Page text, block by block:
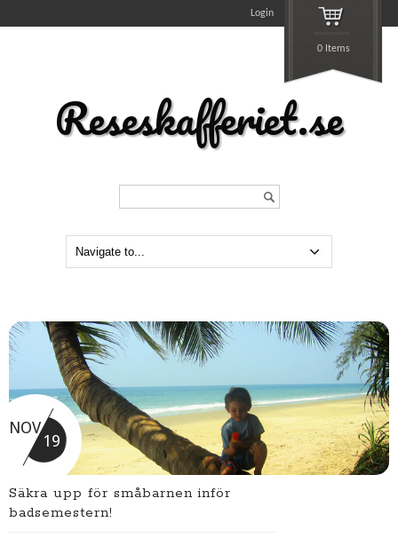
Login
0 Items
Reseskafferiet.se
NOV
19
Säkra upp för småbarnen inför
badsemestern!